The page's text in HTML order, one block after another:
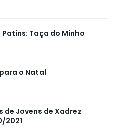
Patins: Taça do Minho
o Natal
de Jovens de Xadrez
2021